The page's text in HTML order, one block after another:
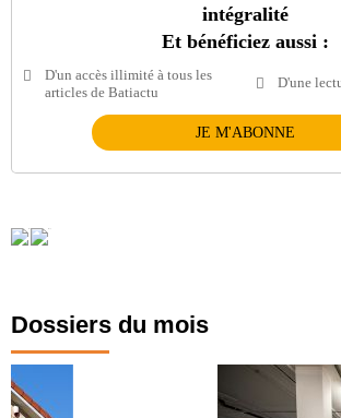
intégralité
Et bénéficiez aussi :
D'un accès illimité à tous les
articles de Batiactu
D'une
JE M'ABONNE
Dossiers du mois